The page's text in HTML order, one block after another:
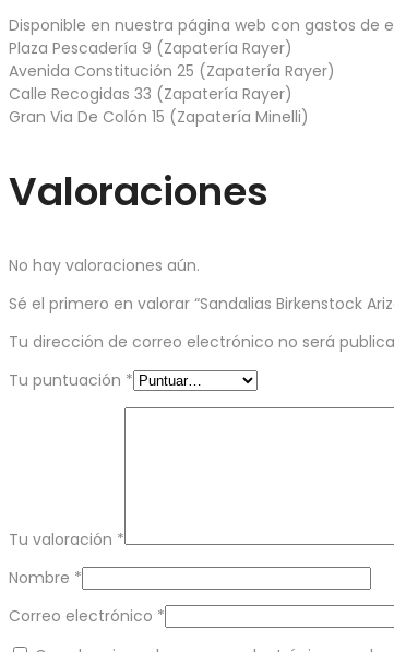
Disponible en nuestra página web con gastos de
Plaza Pescadería 9 (Zapatería Rayer)
Avenida Constitución 25 (Zapatería Rayer)
Calle Recogidas 33 (Zapatería Rayer)
Gran Via De Colón 15 (Zapatería Minelli)
Valoraciones
No hay valoraciones aún.
Sé el primero en valorar “Sandalias Birkenstock
Tu dirección de correo electrónico no será
Tu puntuación *
Tu valoración *
Nombre *
Correo electrónico *